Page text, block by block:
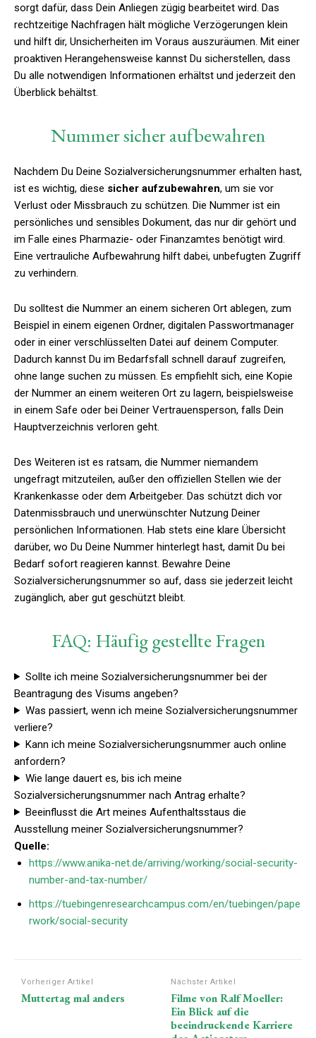
sorgt dafür, dass Dein Anliegen zügig bearbeitet wird. Das
rechtzeitige Nachfragen hält mögliche Verzögerungen klein
und hilft dir, Unsicherheiten im Voraus auszuräumen. Mit einer
proaktiven Herangehensweise kannst Du sicherstellen, dass
Du alle notwendigen Informationen erhältst und jederzeit den
Überblick behältst.
Nummer sicher aufbewahren
Nachdem Du Deine Sozialversicherungsnummer erhalten hast,
ist es wichtig, diese sicher aufzubewahren, um sie vor
Verlust oder Missbrauch zu schützen. Die Nummer ist ein
persönliches und sensibles Dokument, das nur dir gehört und
im Falle eines Pharmazie- oder Finanzamtes benötigt wird.
Eine vertrauliche Aufbewahrung hilft dabei, unbefugten Zugriff
zu verhindern.
Du solltest die Nummer an einem sicheren Ort ablegen, zum
Beispiel in einem eigenen Ordner, digitalen Passwortmanager
oder in einer verschlüsselten Datei auf deinem Computer.
Dadurch kannst Du im Bedarfsfall schnell darauf zugreifen,
ohne lange suchen zu müssen. Es empfiehlt sich, eine Kopie
der Nummer an einem weiteren Ort zu lagern, beispielsweise
in einem Safe oder bei Deiner Vertrauensperson, falls Dein
Hauptverzeichnis verloren geht.
Des Weiteren ist es ratsam, die Nummer niemandem
ungefragt mitzuteilen, außer den offiziellen Stellen wie der
Krankenkasse oder dem Arbeitgeber. Das schützt dich vor
Datenmissbrauch und unerwünschter Nutzung Deiner
persönlichen Informationen. Hab stets eine klare Übersicht
darüber, wo Du Deine Nummer hinterlegt hast, damit Du bei
Bedarf sofort reagieren kannst. Bewahre Deine
Sozialversicherungsnummer so auf, dass sie jederzeit leicht
zugänglich, aber gut geschützt bleibt.
FAQ: Häufig gestellte Fragen
Sollte ich meine Sozialversicherungsnummer bei der
Beantragung des Visums angeben?
Was passiert, wenn ich meine Sozialversicherungsnummer
verliere?
Kann ich meine Sozialversicherungsnummer auch online
anfordern?
Wie lange dauert es, bis ich meine
Sozialversicherungsnummer nach Antrag erhalte?
Beeinflusst die Art meines Aufenthaltsstaus die
Ausstellung meiner Sozialversicherungsnummer?
Quelle:
https://www.anika-net.de/arriving/working/social-security-
number-and-tax-number/
https://tuebingenresearchcampus.com/en/tuebingen/pape
rwork/social-security
Vorheriger Artikel
Muttertag mal anders
Nächster Artikel
Filme von Ralf Moeller:
Ein Blick auf die
beeindruckende Karriere